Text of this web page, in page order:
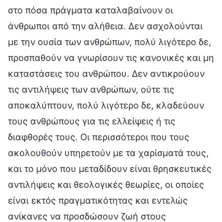
στο πόσα πράγματα καταλαβαίνουν οι
άνθρωποι από την αλήθεια. Δεν ασχολούνται
με την ουσία των ανθρώπων, πολύ λιγότερο δε,
προσπαθούν να γνωρίσουν τις κανονικές και μη
καταστάσεις του ανθρώπου. Δεν αντικρούουν
τις αντιλήψεις των ανθρώπων, ούτε τις
αποκαλύπτουν, πολύ λιγότερο δε, κλαδεύουν
τους ανθρώπους για τις ελλείψεις ή τις
διαφθορές τους. Οι περισσότεροι που τους
ακολουθούν υπηρετούν με τα χαρίσματά τους,
και το μόνο που μεταδίδουν είναι θρησκευτικές
αντιλήψεις και θεολογικές θεωρίες, οι οποίες
είναι εκτός πραγματικότητας και εντελώς
ανίκανες να προσδώσουν ζωή στους